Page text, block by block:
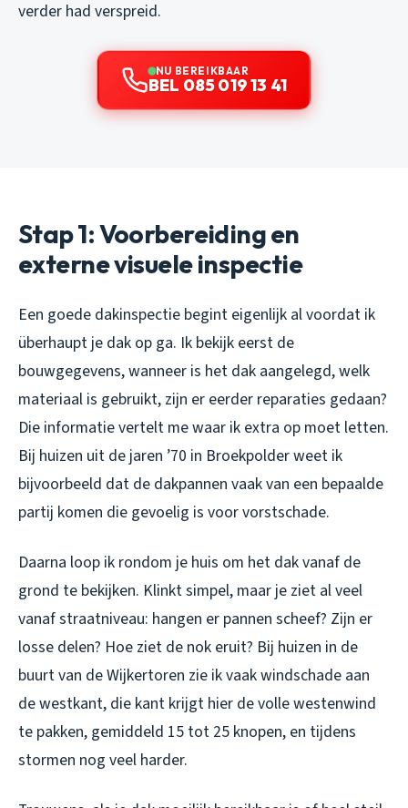
verder had verspreid.
NU BEREIKBAAR
BEL 085 019 13 41
Stap 1: Voorbereiding en
externe visuele inspectie
Een goede dakinspectie begint eigenlijk al voordat ik
überhaupt je dak op ga. Ik bekijk eerst de
bouwgegevens, wanneer is het dak aangelegd, welk
materiaal is gebruikt, zijn er eerder reparaties gedaan?
Die informatie vertelt me waar ik extra op moet letten.
Bij huizen uit de jaren ’70 in Broekpolder weet ik
bijvoorbeeld dat de dakpannen vaak van een bepaalde
partij komen die gevoelig is voor vorstschade.
Daarna loop ik rondom je huis om het dak vanaf de
grond te bekijken. Klinkt simpel, maar je ziet al veel
vanaf straatniveau: hangen er pannen scheef? Zijn er
losse delen? Hoe ziet de nok eruit? Bij huizen in de
buurt van de Wijkertoren zie ik vaak windschade aan
de westkant, die kant krijgt hier de volle westenwind
te pakken, gemiddeld 15 tot 25 knopen, en tijdens
stormen nog veel harder.